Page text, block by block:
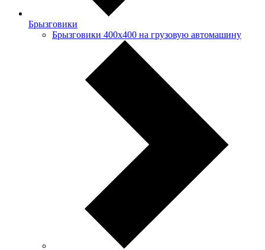
Брызговики
Брызговики 400х400 на грузовую автомашину